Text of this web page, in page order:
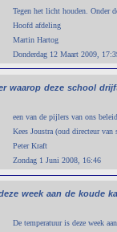
Tegen het licht houden. Onder
Hoofd afdeling
Martin Hartog
Donderdag 12 Maart 2009,
waarop deze school
een van de pijlers van ons
Kees Joustra (oud directeur van
Peter Kraft
Zondag 1 Juni 2008, 16:46
week aan de koude
De temperatuur is deze week